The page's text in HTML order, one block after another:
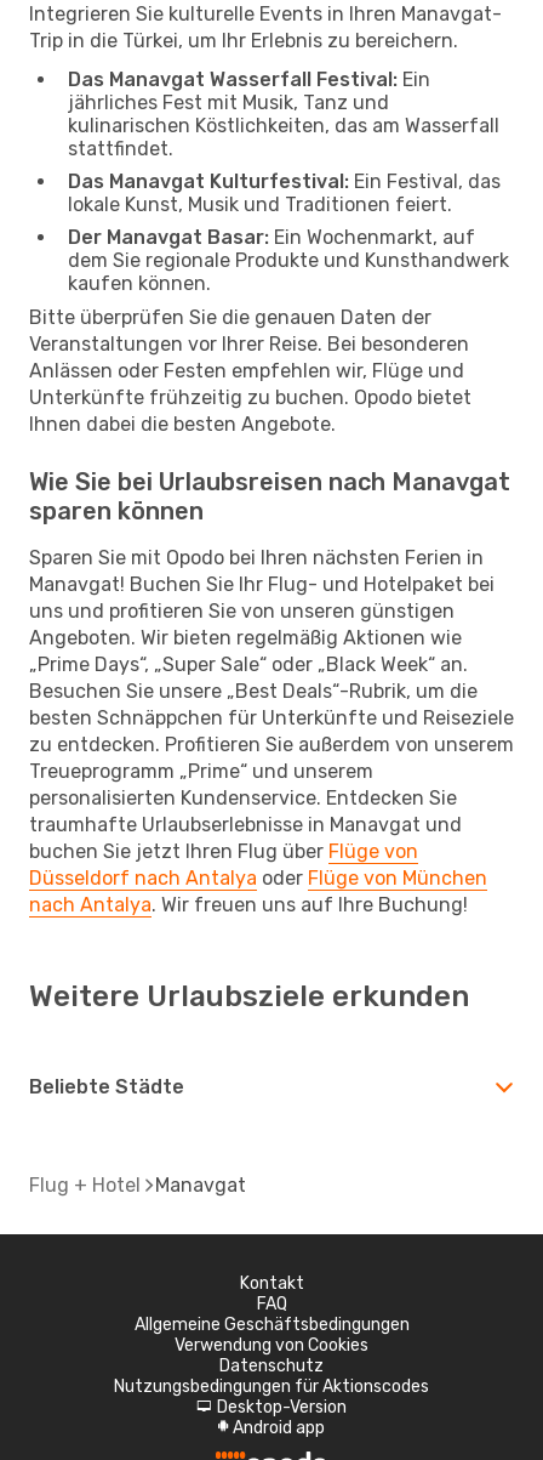
Integrieren Sie kulturelle Events in Ihren Manavgat-
Trip in die Türkei, um Ihr Erlebnis zu bereichern.
Das Manavgat Wasserfall Festival: Ein
jährliches Fest mit Musik, Tanz und
kulinarischen Köstlichkeiten, das am Wasserfall
stattfindet.
Das Manavgat Kulturfestival: Ein Festival, das
lokale Kunst, Musik und Traditionen feiert.
Der Manavgat Basar: Ein Wochenmarkt, auf
dem Sie regionale Produkte und Kunsthandwerk
kaufen können.
Bitte überprüfen Sie die genauen Daten der
Veranstaltungen vor Ihrer Reise. Bei besonderen
Anlässen oder Festen empfehlen wir, Flüge und
Unterkünfte frühzeitig zu buchen. Opodo bietet
Ihnen dabei die besten Angebote.
Wie Sie bei Urlaubsreisen nach Manavgat
sparen können
Sparen Sie mit Opodo bei Ihren nächsten Ferien in
Manavgat! Buchen Sie Ihr Flug- und Hotelpaket bei
uns und profitieren Sie von unseren günstigen
Angeboten. Wir bieten regelmäßig Aktionen wie
„Prime Days“, „Super Sale“ oder „Black Week“ an.
Besuchen Sie unsere „Best Deals“-Rubrik, um die
besten Schnäppchen für Unterkünfte und Reiseziele
zu entdecken. Profitieren Sie außerdem von unserem
Treueprogramm „Prime“ und unserem
personalisierten Kundenservice. Entdecken Sie
traumhafte Urlaubserlebnisse in Manavgat und
buchen Sie jetzt Ihren Flug über Flüge von
Düsseldorf nach Antalya oder Flüge von München
nach Antalya. Wir freuen uns auf Ihre Buchung!
Weitere Urlaubsziele erkunden
Beliebte Städte
Flug + Hotel Manavgat
Kontakt
FAQ
Allgemeine Geschäftsbedingungen
Verwendung von Cookies
Datenschutz
Nutzungsbedingungen für Aktionscodes
d Desktop-Version
A Android app